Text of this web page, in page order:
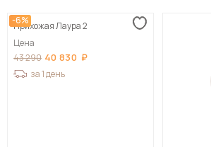
-6%
Прихожая Лаура 2
Цена
43 290 40 830
за 1 день